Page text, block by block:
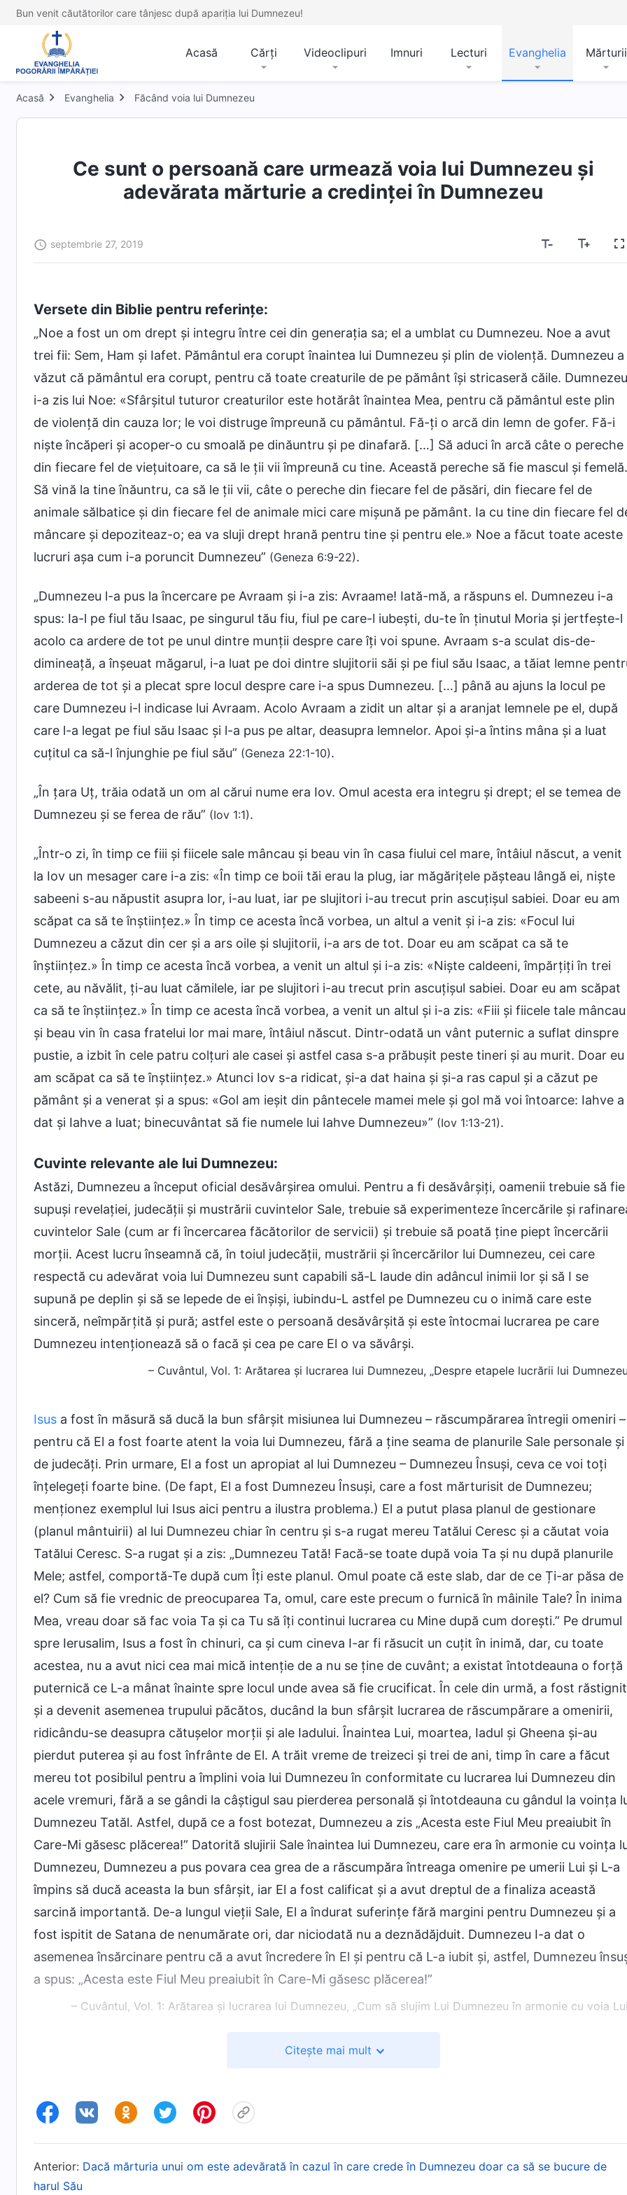
Bun venit căutătorilor care tânjesc după apariția lui Dumnezeu!
Acasă Cărți Videoclipuri Imnuri Lecturi Evanghelia Mărturii
Acasă Evanghelia Făcând voia lui Dumnezeu
Ce sunt o persoană care urmează voia lui Dumnezeu și
adevărata mărturie a credinței în Dumnezeu
septembrie 27, 2019
Versete din Biblie pentru referințe:
„Noe a fost un om drept și integru între cei din generația sa; el a umblat cu Dumnezeu. Noe a avut
trei fii: Sem, Ham și Iafet. Pământul era corupt înaintea lui Dumnezeu și plin de violență. Dumnezeu a
văzut că pământul era corupt, pentru că toate creaturile de pe pământ își stricaseră căile. Dumnezeu
i-a zis lui Noe: «Sfârșitul tuturor creaturilor este hotărât înaintea Mea, pentru că pământul este plin
de violență din cauza lor; le voi distruge împreună cu pământul. Fă-ți o arcă din lemn de gofer. Fă-i
niște încăperi și acoper-o cu smoală pe dinăuntru și pe dinafară. […] Să aduci în arcă câte o pereche
din fiecare fel de viețuitoare, ca să le ții vii împreună cu tine. Această pereche să fie mascul și femelă.
Să vină la tine înăuntru, ca să le ții vii, câte o pereche din fiecare fel de păsări, din fiecare fel de
animale sălbatice și din fiecare fel de animale mici care mișună pe pământ. Ia cu tine din fiecare fel
mâncare și depoziteaz-o; ea va sluji drept hrană pentru tine și pentru ele.» Noe a făcut toate aceste
lucruri așa cum i-a poruncit Dumnezeu” (Geneza 6:9-22).
„Dumnezeu l-a pus la încercare pe Avraam și i-a zis: Avraame! Iată-mă, a răspuns el. Dumnezeu i-a
spus: Ia-l pe fiul tău Isaac, pe singurul tău fiu, fiul pe care-l iubești, du-te în ținutul Moria și jertfește-l
acolo ca ardere de tot pe unul dintre munții despre care îți voi spune. Avraam s-a sculat dis-de-
dimineață, a înșeuat măgarul, i-a luat pe doi dintre slujitorii săi și pe fiul său Isaac, a tăiat lemne
arderea de tot și a plecat spre locul despre care i-a spus Dumnezeu. […] până au ajuns la locul pe
care Dumnezeu i-l indicase lui Avraam. Acolo Avraam a zidit un altar și a aranjat lemnele pe el, după
care l-a legat pe fiul său Isaac și l-a pus pe altar, deasupra lemnelor. Apoi și-a întins mâna și a luat
cuțitul ca să-l înjunghie pe fiul său” (Geneza 22:1-10).
„În țara Uț, trăia odată un om al cărui nume era Iov. Omul acesta era integru și drept; el se temea de
Dumnezeu și se ferea de rău” (Iov 1:1).
„Într-o zi, în timp ce fiii și fiicele sale mâncau și beau vin în casa fiului cel mare, întâiul născut, a venit
la Iov un mesager care i-a zis: «În timp ce boii tăi erau la plug, iar măgărițele pășteau lângă ei, niște
sabeeni s-au năpustit asupra lor, i-au luat, iar pe slujitori i-au trecut prin ascuțișul sabiei. Doar eu am
scăpat ca să te înștiințez.» În timp ce acesta încă vorbea, un altul a venit și i-a zis: «Focul lui
Dumnezeu a căzut din cer și a ars oile și slujitorii, i-a ars de tot. Doar eu am scăpat ca să te
înștiințez.» În timp ce acesta încă vorbea, a venit un altul și i-a zis: «Niște caldeeni, împărțiți în trei
cete, au năvălit, ți-au luat cămilele, iar pe slujitori i-au trecut prin ascuțișul sabiei. Doar eu am scăpat
ca să te înștiințez.» În timp ce acesta încă vorbea, a venit un altul și i-a zis: «Fiii și fiicele tale mâncau
și beau vin în casa fratelui lor mai mare, întâiul născut. Dintr-odată un vânt puternic a suflat dinspre
pustie, a izbit în cele patru colțuri ale casei și astfel casa s-a prăbușit peste tineri și au murit. Doar eu
am scăpat ca să te înștiințez.» Atunci Iov s-a ridicat, și-a dat haina și și-a ras capul și a căzut pe
pământ și a venerat și a spus: «Gol am ieșit din pântecele mamei mele și gol mă voi întoarce: Iahve a
dat și Iahve a luat; binecuvântat să fie numele lui Iahve Dumnezeu»” (Iov 1:13-21).
Cuvinte relevante ale lui Dumnezeu:
Astăzi, Dumnezeu a început oficial desăvârșirea omului. Pentru a fi desăvârșiți, oamenii trebuie să fie
supuși revelației, judecății și mustrării cuvintelor Sale, trebuie să experimenteze încercările și
cuvintelor Sale (cum ar fi încercarea făcătorilor de servicii) și trebuie să poată ține piept încercării
morții. Acest lucru înseamnă că, în toiul judecății, mustrării și încercărilor lui Dumnezeu, cei care
respectă cu adevărat voia lui Dumnezeu sunt capabili să-L laude din adâncul inimii lor și să I se
supună pe deplin și să se lepede de ei înșiși, iubindu-L astfel pe Dumnezeu cu o inimă care este
sinceră, neîmpărțită și pură; astfel este o persoană desăvârșită și este întocmai lucrarea pe care
Dumnezeu intenționează să o facă și cea pe care El o va săvârși.
– Cuvântul, Vol. 1: Arătarea și lucrarea lui Dumnezeu, „Despre etapele lucrării lui
Isus a fost în măsură să ducă la bun sfârșit misiunea lui Dumnezeu – răscumpărarea întregii omeniri –
pentru că El a fost foarte atent la voia lui Dumnezeu, fără a ține seama de planurile Sale personale și
de judecăți. Prin urmare, El a fost un apropiat al lui Dumnezeu – Dumnezeu Însuși, ceva ce voi toți
înțelegeți foarte bine. (De fapt, El a fost Dumnezeu Însuși, care a fost mărturisit de Dumnezeu;
menționez exemplul lui Isus aici pentru a ilustra problema.) El a putut plasa planul de gestionare
(planul mântuirii) al lui Dumnezeu chiar în centru și s-a rugat mereu Tatălui Ceresc și a căutat voia
Tatălui Ceresc. S-a rugat și a zis: „Dumnezeu Tată! Facă-se toate după voia Ta și nu după planurile
Mele; astfel, comportă-Te după cum Îți este planul. Omul poate că este slab, dar de ce Ți-ar păsa de
el? Cum să fie vrednic de preocuparea Ta, omul, care este precum o furnică în mâinile Tale? În inima
Mea, vreau doar să fac voia Ta și ca Tu să îți continui lucrarea cu Mine după cum dorești.” Pe drumul
spre Ierusalim, Isus a fost în chinuri, ca și cum cineva I-ar fi răsucit un cuțit în inimă, dar, cu toate
acestea, nu a avut nici cea mai mică intenție de a nu se ține de cuvânt; a existat întotdeauna o forță
puternică ce L-a mânat înainte spre locul unde avea să fie crucificat. În cele din urmă, a fost răstignit
și a devenit asemenea trupului păcătos, ducând la bun sfârșit lucrarea de răscumpărare a omenirii,
ridicându-se deasupra cătușelor morții și ale Iadului. Înaintea Lui, moartea, Iadul și Gheena și-au
pierdut puterea și au fost înfrânte de El. A trăit vreme de treizeci și trei de ani, timp în care a făcut
mereu tot posibilul pentru a împlini voia lui Dumnezeu în conformitate cu lucrarea lui Dumnezeu din
acele vremuri, fără a se gândi la câștigul sau pierderea personală și întotdeauna cu gândul la voința
Dumnezeu Tatăl. Astfel, după ce a fost botezat, Dumnezeu a zis „Acesta este Fiul Meu preaiubit în
Care-Mi găsesc plăcerea!” Datorită slujirii Sale înaintea lui Dumnezeu, care era în armonie cu voința
Dumnezeu, Dumnezeu a pus povara cea grea de a răscumpăra întreaga omenire pe umerii Lui și L-a
împins să ducă aceasta la bun sfârșit, iar El a fost calificat și a avut dreptul de a finaliza această
sarcină importantă. De-a lungul vieții Sale, El a îndurat suferințe fără margini pentru Dumnezeu și a
fost ispitit de Satana de nenumărate ori, dar niciodată nu a deznădăjduit. Dumnezeu I-a dat o
asemenea însărcinare pentru că a avut încredere în El și pentru că L-a iubit și, astfel, Dumnezeu
a spus: „Acesta este Fiul Meu preaiubit în Care-Mi găsesc plăcerea!”
– Cuvântul, Vol. 1: Arătarea și lucrarea lui Dumnezeu, „Cum să slujim Lui Dumnezeu în armonie cu voia
Aceia care Îi slujesc lui Dumnezeu ar trebui să fie apropiații lui Dumnezeu, să fie plăcuți Lui și să fie
oamenilor sau în fața lor, ești capabil să dobândești bucuria de la Dumnezeu înaintea lui Dumnezeu,
ești capabil să stai drept în fața lui Dumnezeu și, indiferent de cum te tratează ceilalți, vei merge
întotdeauna pe propriul tău drum și te vei îngriji cu atenție de povara Lui. Numai acesta este un
apropiat al lui Dumnezeu. Dacă apropiații lui Dumnezeu sunt în măsură să-L slujească în mod direct,
este pentru că lor le-a fost dată marea însărcinare și povară a lui Dumnezeu, pot să ia inima și
Citește mai mult
Anterior: Dacă mărturia unui om este adevărată în cazul în care crede în Dumnezeu doar ca să se bucure de
harul Său